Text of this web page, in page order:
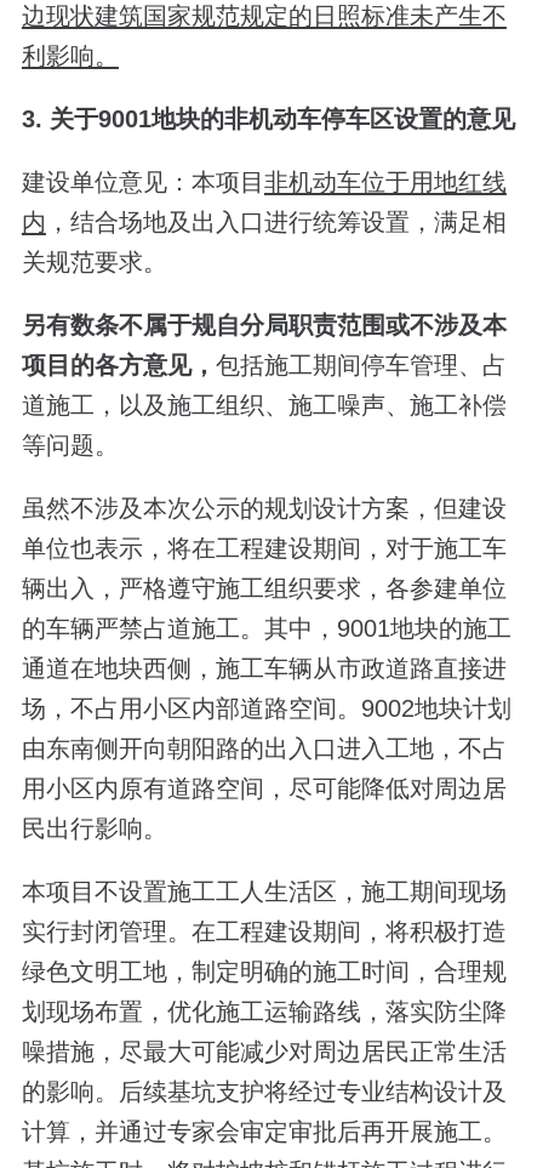
边现状建筑国家规范规定的日照标准未产生不
利影响。
3. 关于9001地块的非机动车停车区设置的意见
建设单位意见：本项目 非机动车位于用地红线
内 ，结合场地及出入口进行统筹设置，满足相
关规范要求。
另有数条不属于规自分局职责范围或不涉及本
项目的各方意见， 包括施工期间停车管理、占
道施工，以及施工组织、施工噪声、施工补偿
等问题。
虽然不涉及本次公示的规划设计方案，但建设
单位也表示，将在工程建设期间，对于施工车
辆出入，严格遵守施工组织要求，各参建单位
的车辆严禁占道施工。其中，9001地块的施工
通道在地块西侧，施工车辆从市政道路直接进
场，不占用小区内部道路空间。9002地块计划
由东南侧开向朝阳路的出入口进入工地，不占
用小区内原有道路空间，尽可能降低对周边居
民出行影响。
本项目不设置施工工人生活区，施工期间现场
实行封闭管理。在工程建设期间，将积极打造
绿色文明工地，制定明确的施工时间，合理规
划现场布置，优化施工运输路线，落实防尘降
噪措施，尽最大可能减少对周边居民正常生活
的影响。后续基坑支护将经过专业结构设计及
计算，并通过专家会审定审批后再开展施工。